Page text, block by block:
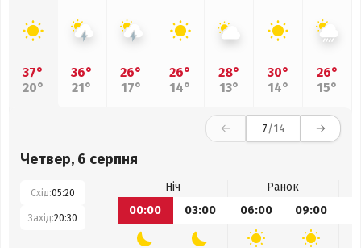
37°
20°
36°
21°
26°
17°
26°
14°
28°
13°
30°
14°
26°
15°
7/14
Четвер, 6 серпня
Схід:05:20
Захід:20:30
Ніч
Ранок
00:00
03:00 06:00 09:00